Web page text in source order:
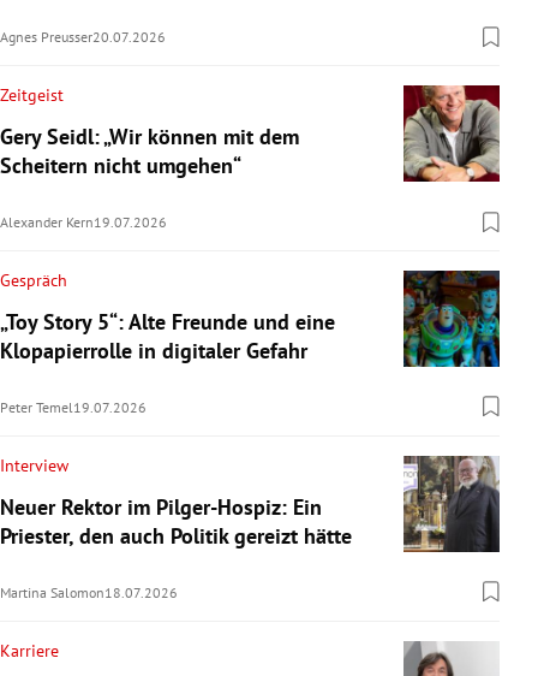
Agnes Preusser20.07.2026
Zeitgeist
Gery Seidl: „Wir können mit dem
Scheitern nicht umgehen“
Alexander Kern19.07.2026
Gespräch
„Toy Story 5“: Alte Freunde und eine
Klopapierrolle in digitaler Gefahr
Peter Temel 19.07.2026
Interview
Neuer Rektor im Pilger-Hospiz: Ein
Priester, den auch Politik gereizt hätte
Martina Salomon18.07.2026
Karriere